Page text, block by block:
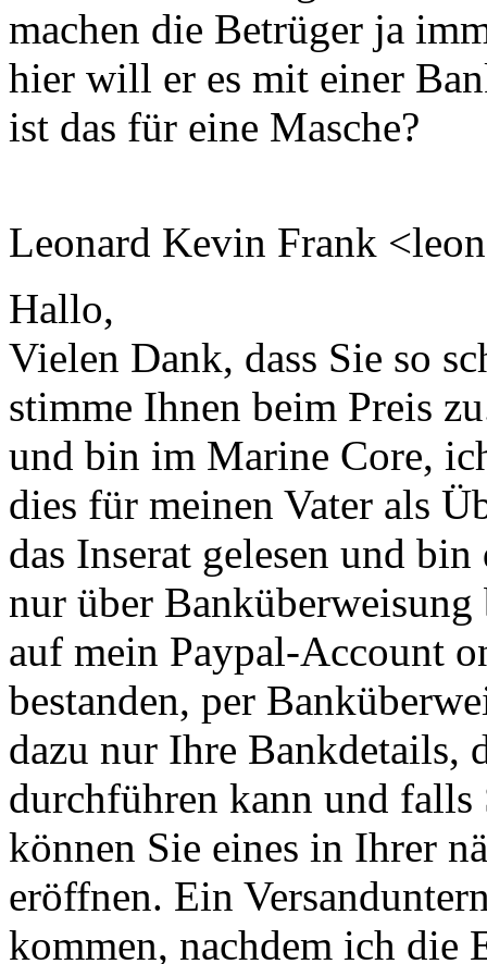
machen die Betrüger ja
hier will er es mit einer
ist das für eine Masche?
Leonard Kevin Frank
Hallo,
Vielen Dank, dass Sie so
stimme Ihnen beim Preis
und bin im Marine Core,
dies für meinen Vater als
das Inserat gelesen und
nur über
auf mein Paypal-Account
bestanden, per
dazu nur Ihre Bankdetails,
durchführen kann und
können Sie eines in Ihrer
eröffnen. Ein
kommen, nachdem ich